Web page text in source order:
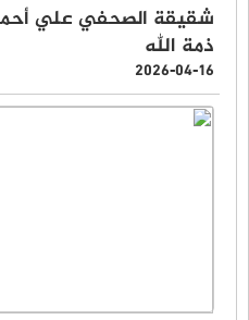
شقيقة الصحفي علي
ذمة الله
2026-04-16